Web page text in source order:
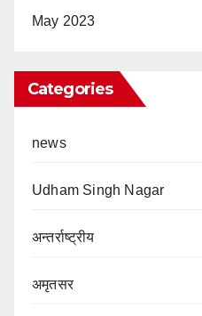
May 2023
Categories
news
Udham Singh Nagar
अन्तर्राष्ट्रीय
अमृतसर